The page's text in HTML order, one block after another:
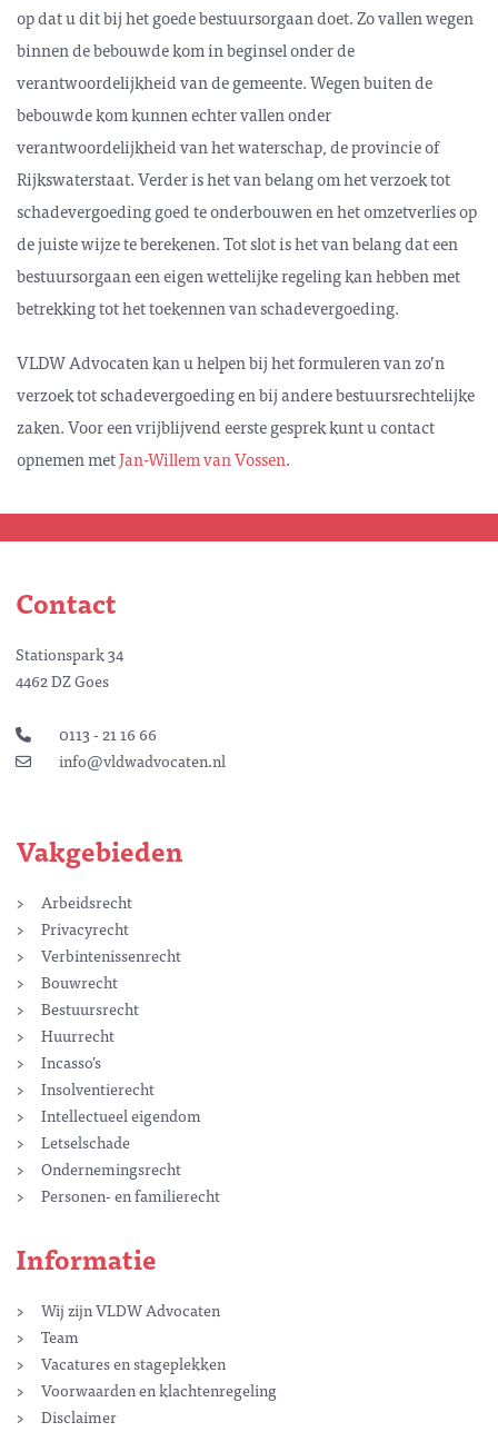
op dat u dit bij het goede bestuursorgaan doet. Zo vallen wegen
binnen de bebouwde kom in beginsel onder de
verantwoordelijkheid van de gemeente. Wegen buiten de
bebouwde kom kunnen echter vallen onder
verantwoordelijkheid van het waterschap, de provincie of
Rijkswaterstaat. Verder is het van belang om het verzoek tot
schadevergoeding goed te onderbouwen en het omzetverlies op
de juiste wijze te berekenen. Tot slot is het van belang dat een
bestuursorgaan een eigen wettelijke regeling kan hebben met
betrekking tot het toekennen van schadevergoeding.
VLDW Advocaten kan u helpen bij het formuleren van zo’n
verzoek tot schadevergoeding en bij andere bestuursrechtelijke
zaken. Voor een vrijblijvend eerste gesprek kunt u contact
opnemen metJan-Willem van Vossen.
Contact
Stationspark 34
4462 DZ Goes
0113 - 21 16 66
info@vldwadvocaten.nl
Vakgebieden
Arbeidsrecht
Privacyrecht
Verbintenissenrecht
Bouwrecht
Bestuursrecht
Huurrecht
Incasso’s
Insolventierecht
Intellectueel eigendom
Letselschade
Ondernemingsrecht
Personen- en familierecht
Informatie
Wij zijn VLDW Advocaten
Team
Vacatures en stageplekken
Voorwaarden en klachtenregeling
Disclaimer